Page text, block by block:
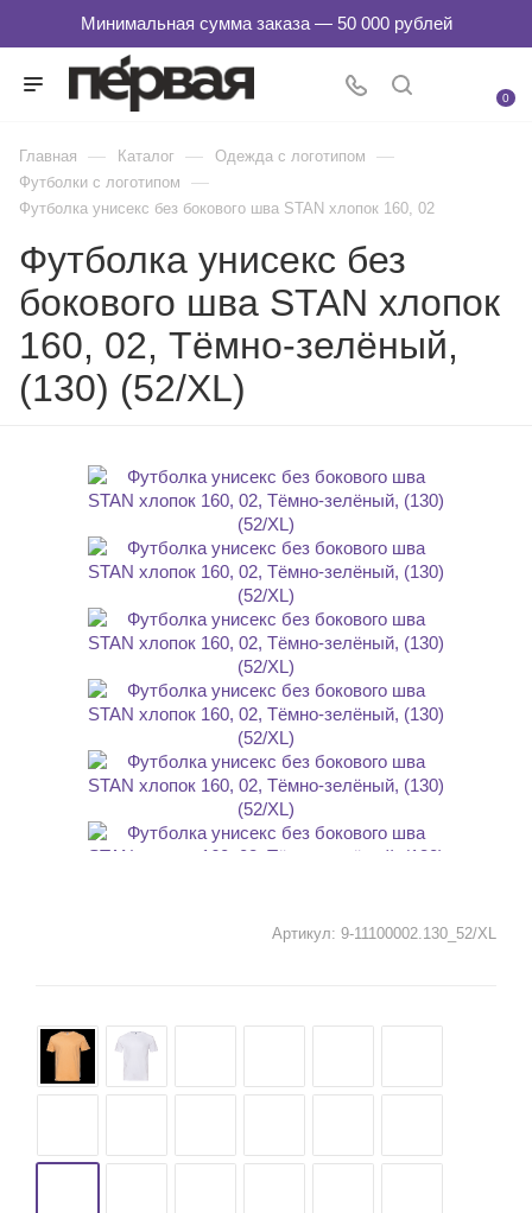
0
Главная — Каталог — Одежда с логотипом —
Футболки с логотипом —
Футболка унисекс без бокового шва STAN хлопок 160, 02
Футболка унисекс без
бокового шва STAN хлопок
160, 02, Тёмно-зелёный,
(130) (52/XL)
Артикул: 9-11100002.130_52/XL